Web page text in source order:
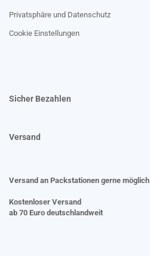
Privatsphäre und Datenschutz
Cookie Einstellungen
Sicher Bezahlen
Versand
Versand an Packstationen gerne möglich
Kostenloser Versand
ab 70 Euro deutschlandweit